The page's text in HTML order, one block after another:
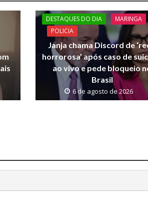
DESTAQUES DO DIA
MARINGA
POLICIA
Janja chama Discord de
horrorosa’ após caso de
ao vivo e pede bloqueio
Brasil
6 de agosto de 2026